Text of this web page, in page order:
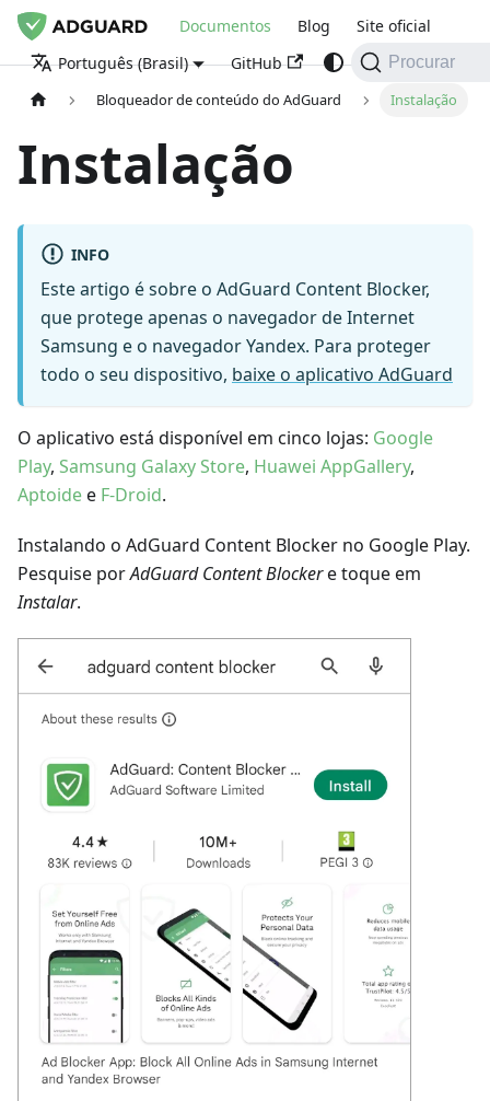
Documentos Blog
Site oficial
Português (Brasil)
GitHub Procurar
Bloqueador de conteúdo do AdGuard Instalação
Instalação
INFO
Este artigo é sobre o AdGuard Content Blocker,
que protege apenas o navegador de Internet
Samsung e o navegador Yandex. Para proteger
todo o seu dispositivo, baixe o aplicativo AdGuard
O aplicativo está disponível em cinco lojas: Google
Play, Samsung Galaxy Store, Huawei AppGallery,
Aptoidee F-Droid.
Instalando o AdGuard Content Blocker no Google Play.
Pesquise porAdGuard Content Blockere toque em
Instalar.